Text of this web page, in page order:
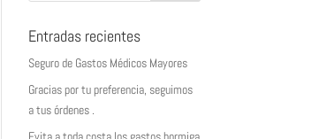
Entradas recientes
Seguro de Gastos Médicos Mayores
Gracias por tu preferencia, seguimos
a tus órdenes .